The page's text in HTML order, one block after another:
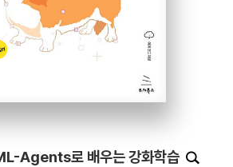
Agents로 배우는 강화학습